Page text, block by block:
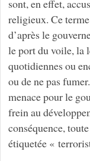
sont, en effet,
religieux. Ce
d’après le
le port du voile, la
quotidiennes ou
ou de ne pas
menace pour le
frein au
conséquence,
étiquetée «